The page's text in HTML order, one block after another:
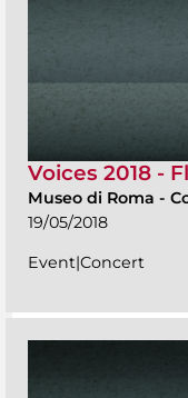
Voices 2018 -
Museo di Roma -
19/05/2018
Event|Concert